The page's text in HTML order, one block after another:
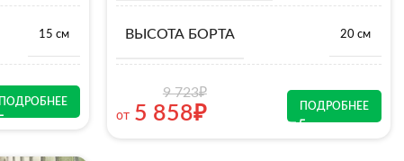
15 см
ПОДРОБНЕЕ
ВЫСОТА БОРТА 20 см
от
9 723₽
5 858₽ ПОДРОБНЕЕ